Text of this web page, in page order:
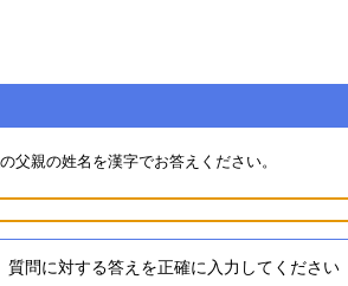
父親の姓名を漢字でお答えください。
質問に対する答えを正確に入力してください